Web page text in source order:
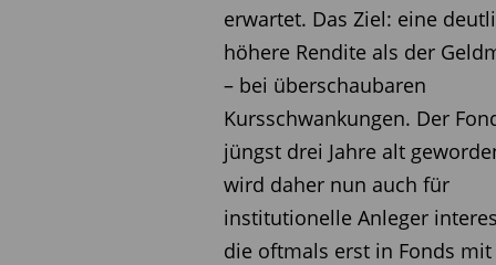
Informieren Sie sich in
besten Fonds und ETFs.
Fondsbranche.Hier
Weitere interessante
TV. Dort stehen die
Entwicklungen an den
locken.(jk)
erwartet. Das Ziel: eine
höhere Rendite als der
– bei überschaubaren
Kursschwankungen. Der
jüngst drei Jahre alt
wird daher nun auch für
institutionelle Anleger
die oftmals erst in Fonds mit